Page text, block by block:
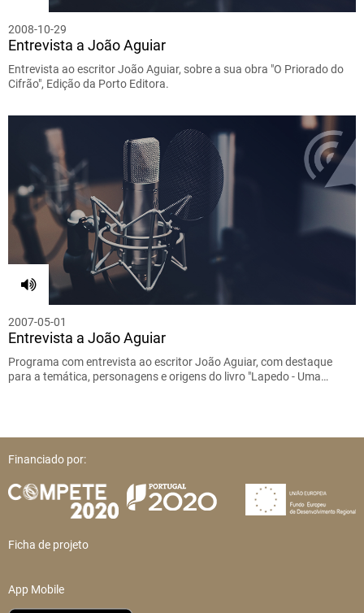
2008-10-29
Entrevista a João Aguiar
Entrevista ao escritor João Aguiar, sobre a sua obra "O Priorado do
Cifrão", Edição da Porto Editora.
2007-05-01
Entrevista a João Aguiar
Programa com entrevista ao escritor João Aguiar, com destaque
para a temática, personagens e origens do livro "Lapedo - Uma…
Financiado por:
Ficha de projeto
App Mobile